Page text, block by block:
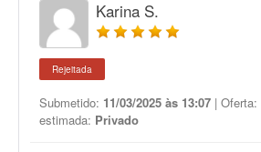
Karina S.
Rejeitada
Submetido: 11/03/2025 às 13:07 | Oferta:
estimada: Privado